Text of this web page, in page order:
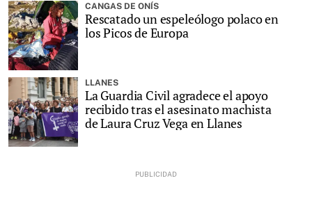
CANGAS DE ONÍS
Rescatado un espeleólogo polaco en
los Picos de Europa
LLANES
La Guardia Civil agradece el apoyo
recibido tras el asesinato machista
de Laura Cruz Vega en Llanes